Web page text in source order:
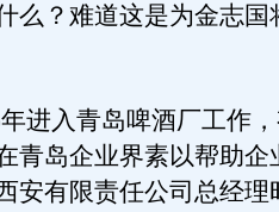
么？难道这是为金志国
入青岛啤酒厂工作，
青岛企业界素以帮助企
安有限责任公司总经理